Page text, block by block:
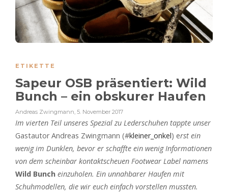
ETIKETTE
Sapeur OSB präsentiert: Wild
Bunch – ein obskurer Haufen
Andreas Zwingmann, 5. November 2017
Im vierten Teil unseres Spezial zu Lederschuhen tappte unser
Gastautor Andreas Zwingmann (#kleiner_onkel) erst ein
wenig im Dunklen, bevor er schaffte ein wenig Informationen
von dem scheinbar kontaktscheuen Footwear Label namens
Wild Bunch einzuholen. Ein unnahbarer Haufen mit
Schuhmodellen, die wir euch einfach vorstellen mussten.